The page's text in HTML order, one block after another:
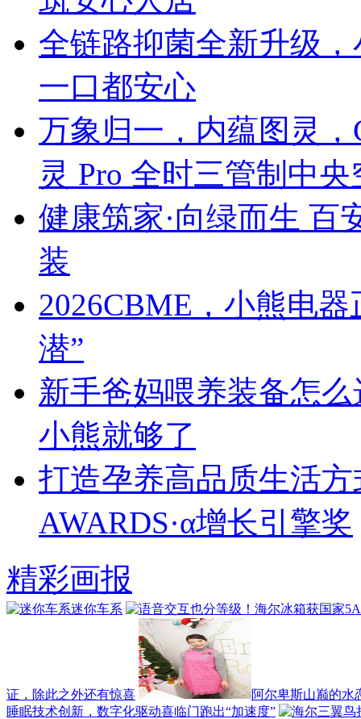
全链路抑菌全新升级
一口都安心
万象归一，内蕴图灵
灵 Pro 全时三管制中央
健康筑家·向绿而生 百
装
2026CBME，小熊电
潜”
新手爸妈喂养装备怎
小熊就够了
打造孕养高品质生活
AWARDS·α增长引擎奖
精彩画报
迷你车系
证，除此之外还有惊喜
阿尔卑斯山巅的水
睡眠技术创新，数字化驱动喜临门跑出“加速度”